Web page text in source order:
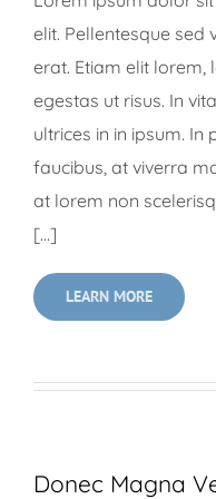
elit. Pellentesque sed
erat. Etiam elit lorem,
egestas ut risus. In
ultrices in in ipsum.
faucibus, at viverra
at lorem non
[...]
LEARN MORE
Donec Magna